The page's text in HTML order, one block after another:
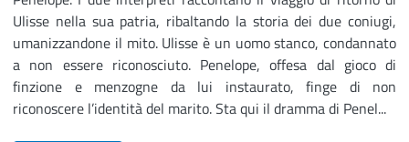
Ulisse nella sua patria, ribaltando la storia dei due coniugi,
umanizzandone il mito. Ulisse è un uomo stanco, condannato
a non essere riconosciuto. Penelope, offesa dal gioco di
finzione e menzogne da lui instaurato, finge di non
riconoscere l’identità del marito. Sta qui il dramma di Penel...